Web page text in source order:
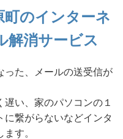
町のインターネ
解消サービス
った、メールの送受信が
い、家のパソコンの１
に繋がらないなどインタ
す。